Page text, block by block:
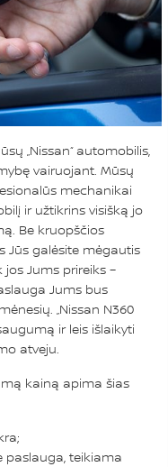
„Nissan“ automobilis,
vairuojant. Mūsų
mechanikai
ir užtikrins visišką jo
Be kruopščios
Jūs galėsite mėgautis
Jums prireiks –
Jums bus
„Nissan N360
ir leis išlaikyti
atveju.
kainą apima šias
paslauga, teikiama